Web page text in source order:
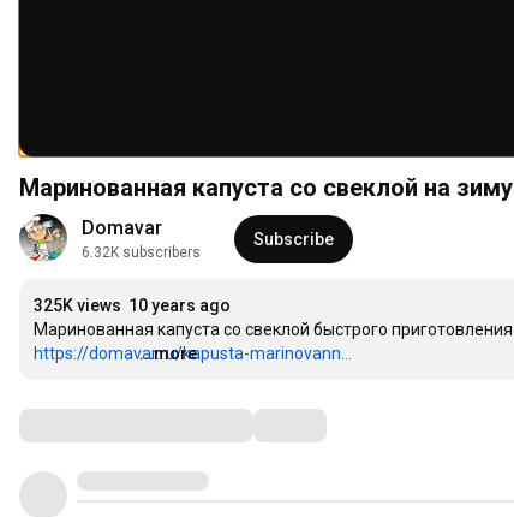
Маринованная капуста со свеклой на зиму
Domavar
6.32K subscribers
Subscribe
325K views 10 years ago
https://domavar.ru/kapusta-marinovann...
...more